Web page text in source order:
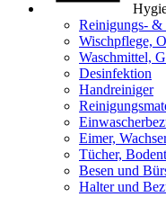
Reinigungs- &
Wischpflege,
Waschmittel,
Desinfektion
Handreiniger
Eimer,
Tücher,
Besen und
Halter und